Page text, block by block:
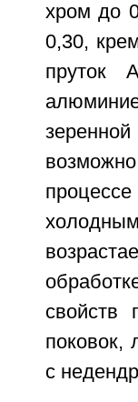
хром до
0,30,
пруток
свойств
поковок,
с